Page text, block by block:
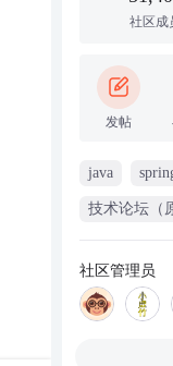
社区成
发帖
java
技术论坛（
社区管理员